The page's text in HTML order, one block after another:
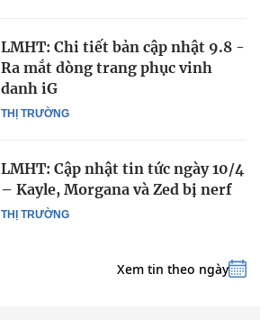
THỊ TRƯỜNG
LMHT: Chi tiết bản cập nhật 9.8 -
Ra mắt dòng trang phục vinh
danh iG
THỊ TRƯỜNG
LMHT: Cập nhật tin tức ngày 10/4
– Kayle, Morgana và Zed bị nerf
Xem tin theo ngày